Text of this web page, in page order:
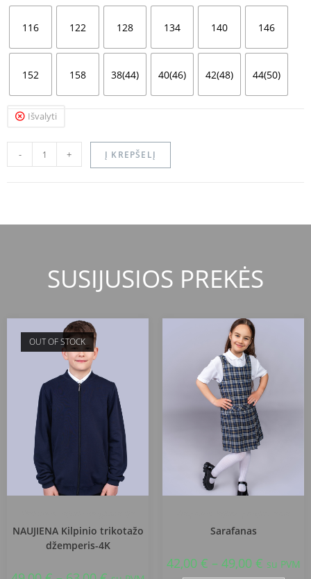
116 122 128 134 140 146
152 158 38(44) 40(46) 42(48) 44(50)
Išvalyti
- + Į KREPŠELĮ
SUSIJUSIOS PREKĖS
OUT OF STOCK
NAUJIENA Kilpinio trikotažo
džemperis-4K
Sarafanas
42,00 € – 49,00 € su PVM